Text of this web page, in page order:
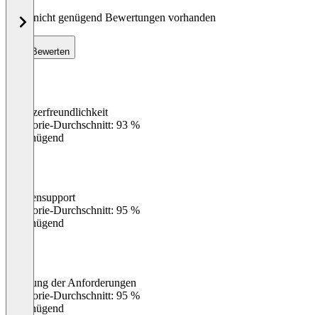
Noch nicht genügend Bewertungen vorhanden
Bewerten
Benutzerfreundlichkeit
Kategorie-Durchschnitt: 93 %
Ungenügend
Kundensupport
Kategorie-Durchschnitt: 95 %
Ungenügend
Erfüllung der Anforderungen
Kategorie-Durchschnitt: 95 %
Ungenügend